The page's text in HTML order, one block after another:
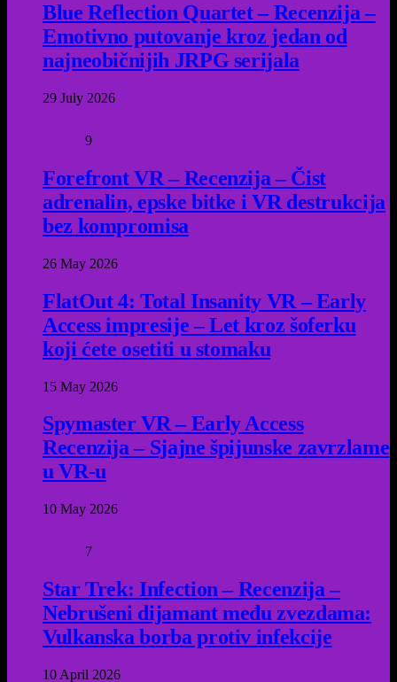
Blue Reflection Quartet – Recenzija –
Emotivno putovanje kroz jedan od
najneobičnijih JRPG serijala
29 July 2026
9
Forefront VR – Recenzija – Čist
adrenalin, epske bitke i VR destrukcija
bez kompromisa
26 May 2026
FlatOut 4: Total Insanity VR – Early
Access impresije – Let kroz šoferku
koji ćete osetiti u stomaku
15 May 2026
Spymaster VR – Early Access
Recenzija – Sjajne špijunske zavrzlame
u VR-u
10 May 2026
7
Star Trek: Infection – Recenzija –
Nebrušeni dijamant među zvezdama:
Vulkanska borba protiv infekcije
10 April 2026